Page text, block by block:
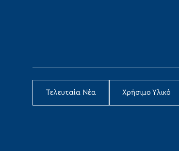
Τελευταία Νέα Χρήσιμο Υλικό